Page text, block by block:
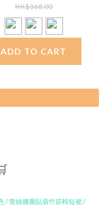
Cardigan
HK$368.00
ADD TO CART